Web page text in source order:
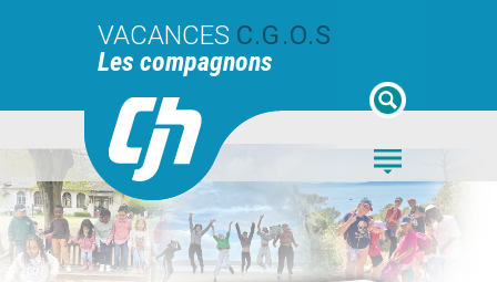
VACANCES C.G.O.S
Les compagnons